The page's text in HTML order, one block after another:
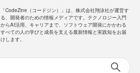
「CodeZine（コードジン）」は、株式会社翔泳社が運営す
る、開発者のための情報メディアです。テクノロジー入門
からAI活用、キャリアまで、ソフトウェア開発にかかわる
すべての人の学びと成長を支える最新情報と実践知をお届
けします。